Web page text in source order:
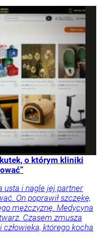
o którym kliniki
usta i nagle jej partner
On poprawił szczękę,
mężczyznę. Medycyna
Czasem zmusza
człowieka, którego kocha